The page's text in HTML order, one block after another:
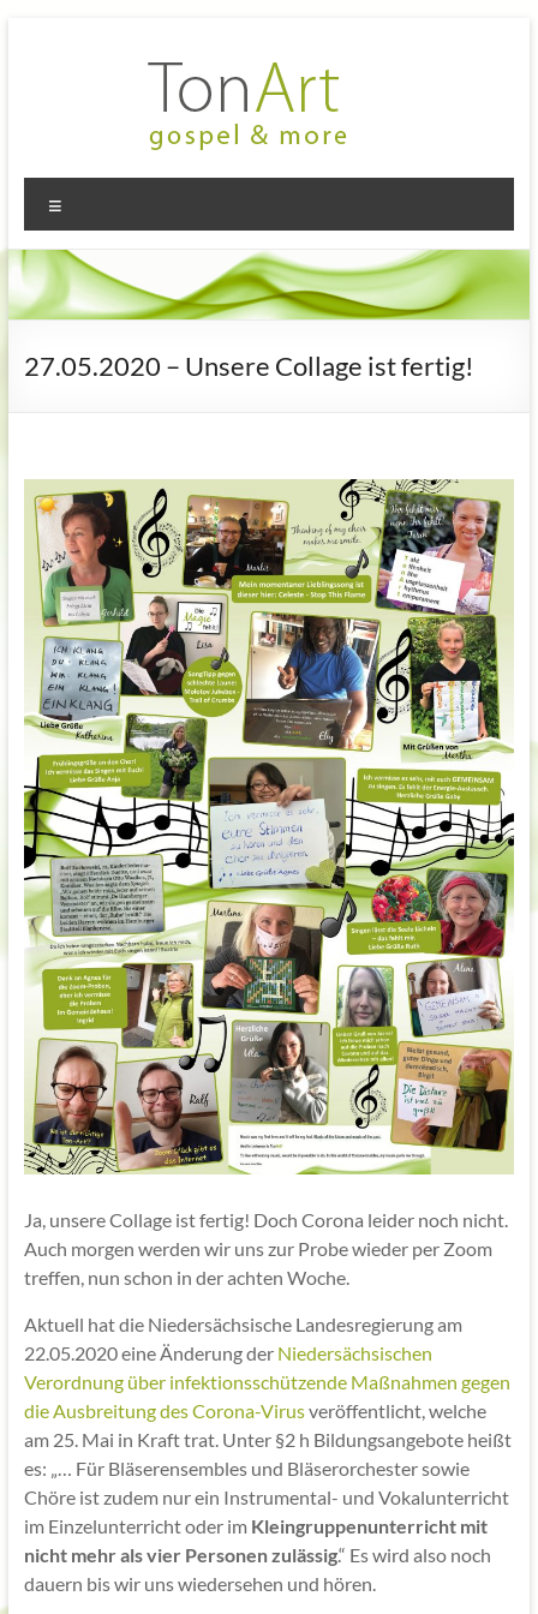
TonArt
–
gospel
&
more
Mein Chor
in
Hannover-
Linden
27.05.2020 – Unsere Collage ist fertig!
Ja, unsere Collage ist fertig! Doch Corona leider noch nicht.
Auch morgen werden wir uns zur Probe wieder per Zoom
treffen, nun schon in der achten Woche.
Aktuell hat die Niedersächsische Landesregierung am
22.05.2020 eine Änderung der Niedersächsischen
Verordnung über infektionsschützende Maßnahmen gegen
die Ausbreitung des Corona-Virusveröffentlicht, welche
am 25. Mai in Kraft trat. Unter §2 h Bildungsangebote heißt
es: „… Für Bläserensembles und Bläserorchester sowie
Chöre ist zudem nur ein Instrumental- und Vokalunterricht
im Einzelunterricht oder im Kleingruppenunterricht mit
nicht mehr als vier Personen zulässig.“ Es wird also noch
dauern bis wir uns wiedersehen und hören.